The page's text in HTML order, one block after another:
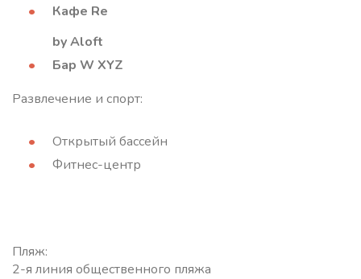
Кафе Re
by Aloft
Бар W XYZ
Развлечение и спорт:
Открытый бассейн
Фитнес-центр
Пляж:
2-я линия общественного пляжа